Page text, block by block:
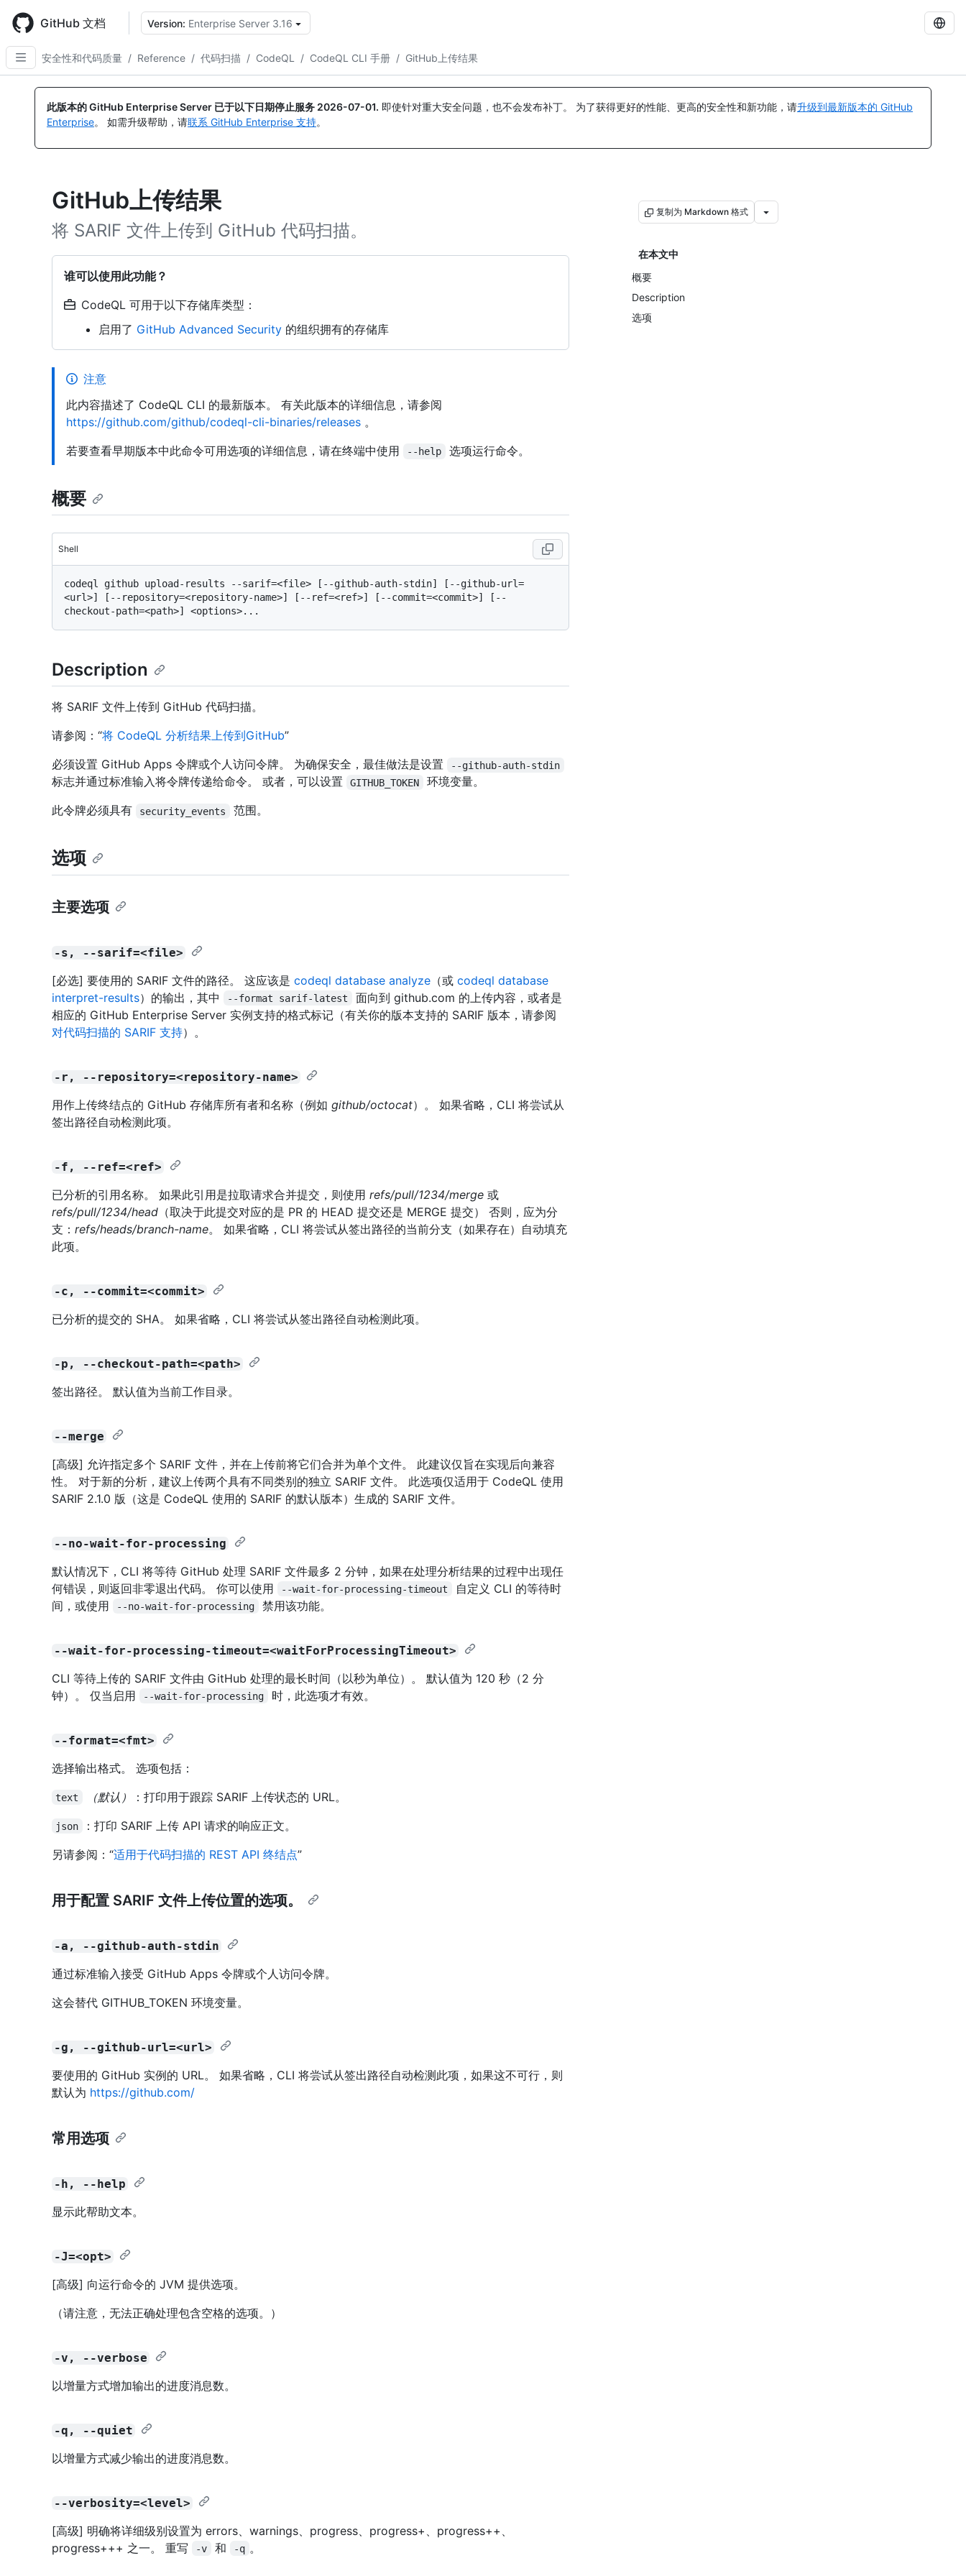
main
content
GitHub 文档 Version: Enterprise Server 3.16
安全性和代码质量 / Reference / 代码扫描 / CodeQL / CodeQL CLI 手册 / GitHub上传结果
此版本的 GitHub Enterprise Server 已于以下日期停止服务 2026-07-01. 即使针对重大安全问题，也不会发布补丁。 为了获得更好的性能、更高的安全性和新功能，请升级到最新版本的 GitHub
Enterprise。 如需升级帮助，请联系 GitHub Enterprise 支持。
GitHub上传结果
将 SARIF 文件上传到 GitHub 代码扫描。
谁可以使用此功能？
CodeQL 可用于以下存储库类型：
启用了 GitHub Advanced Security 的组织拥有的存储库
复制为 Markdown 格式
在本文中
概要
Description
选项
注意
此内容描述了 CodeQL CLI 的最新版本。 有关此版本的详细信息，请参阅
https://github.com/github/codeql-cli-binaries/releases 。
若要查看早期版本中此命令可用选项的详细信息，请在终端中使用
--help 选项运行命令。
概要
Shell
codeql github upload-results --sarif=<file> [--github-auth-stdin] [--github-url=
<url>] [--repository=<repository-name>] [--ref=<ref>] [--commit=<commit>] [--
Description
将 SARIF 文件上传到 GitHub 代码扫描。
请参阅：“将 CodeQL 分析结果上传到GitHub”
必须设置 GitHub Apps 令牌或个人访问令牌。 为确保安全，最佳做法是设置
--github-auth-stdin
标志并通过标准输入将令牌传递给命令。 或者，可以设置 GITHUB_TOKEN
环境变量。
此令牌必须具有
security_events 范围。
选项
主要选项
-s, --sarif=<file>
[必选] 要使用的 SARIF 文件的路径。 这应该是 codeql database analyze （或 codeql database
interpret-results）的输出，其中 --format sarif-latest
面向到 github.com 的上传内容，或者是
相应的 GitHub Enterprise Server 实例支持的格式标记（有关你的版本支持的 SARIF 版本，请参阅
对代码扫描的 SARIF 支持）。
-r, --repository=<repository-name>
用作上传终结点的 GitHub 存储库所有者和名称（例如 github/octocat）。 如果省略，CLI 将尝试从
签出路径自动检测此项。
-f, --ref=<ref>
已分析的引用名称。 如果此引用是拉取请求合并提交，则使用 refs/pull/1234/merge 或
refs/pull/1234/head （取决于此提交对应的是 PR 的 HEAD 提交还是 MERGE 提交） 否则，应为分
支： refs/heads/branch-name。 如果省略，CLI 将尝试从签出路径的当前分支（如果存在）自动填充
此项。
-c, --commit=<commit>
已分析的提交的 SHA。 如果省略，CLI 将尝试从签出路径自动检测此项。
-p, --checkout-path=<path>
签出路径。 默认值为当前工作目录。
--merge
[高级] 允许指定多个 SARIF 文件，并在上传前将它们合并为单个文件。 此建议仅旨在实现后向兼容
性。 对于新的分析，建议上传两个具有不同类别的独立 SARIF 文件。 此选项仅适用于 CodeQL 使用
SARIF 2.1.0 版（这是 CodeQL 使用的 SARIF 的默认版本）生成的 SARIF 文件。
--no-wait-for-processing
默认情况下，CLI 将等待 GitHub 处理 SARIF 文件最多 2 分钟，如果在处理分析结果的过程中出现任
何错误，则返回非零退出代码。 你可以使用
--wait-for-processing-timeout
自定义 CLI 的等待时
间，或使用
--no-wait-for-processing 禁用该功能。
--wait-for-processing-timeout=<waitForProcessingTimeout>
CLI 等待上传的 SARIF 文件由 GitHub 处理的最长时间（以秒为单位）。 默认值为 120 秒（2 分
钟）。 仅当启用
--wait-for-processing 时，此选项才有效。
--format=<fmt>
选择输出格式。 选项包括：
text （默认） ：打印用于跟踪 SARIF 上传状态的 URL。
json
：打印 SARIF 上传 API 请求的响应正文。
另请参阅：“适用于代码扫描的 REST API 终结点”
用于配置 SARIF 文件上传位置的选项。
-a, --github-auth-stdin
通过标准输入接受 GitHub Apps 令牌或个人访问令牌。
这会替代 GITHUB_TOKEN 环境变量。
-g, --github-url=<url>
要使用的 GitHub 实例的 URL。 如果省略，CLI 将尝试从签出路径自动检测此项，如果这不可行，则
默认为 https://github.com/
常用选项
-h, --help
显示此帮助文本。
-J=<opt>
[高级] 向运行命令的 JVM 提供选项。
（请注意，无法正确处理包含空格的选项。）
-v, --verbose
以增量方式增加输出的进度消息数。
-q, --quiet
以增量方式减少输出的进度消息数。
--verbosity=<level>
[高级] 明确将详细级别设置为 errors、warnings、progress、progress+、progress++、
progress+++ 之一。 重写
-v 和 -q 。